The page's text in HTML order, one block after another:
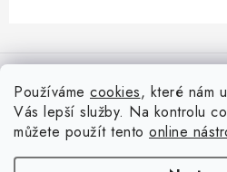
Používáme cookies, které nám
Vás lepší služby. Na kontrolu
můžete použít tento online
á
Doprava
Nepřehlédněte
Blog s nápady a návody